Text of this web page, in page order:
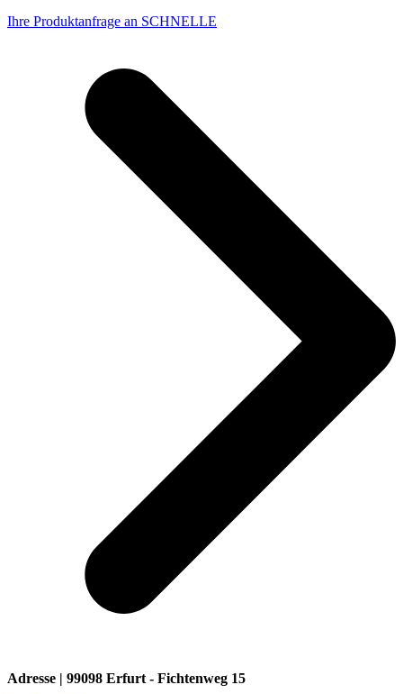
Ihre Produktanfrage an SCHNELLE
Adresse | 99098 Erfurt - Fichtenweg 15